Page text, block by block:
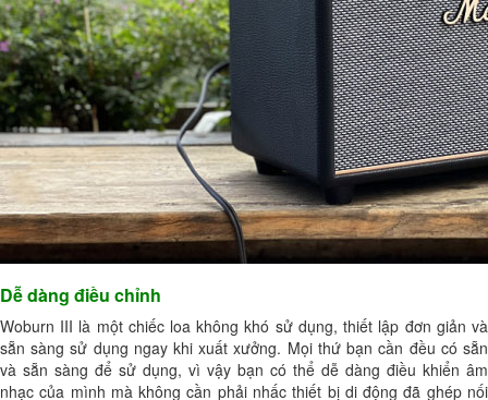
Dễ dàng điều chỉnh
Woburn III là một chiếc loa không khó sử dụng, thiết lập đơn giản và
sẵn sàng sử dụng ngay khi xuất xưởng. Mọi thứ bạn cần đều có sẵn
và sẵn sàng để sử dụng, vì vậy bạn có thể dễ dàng điều khiển âm
nhạc của mình mà không cần phải nhấc thiết bị di động đã ghép nối